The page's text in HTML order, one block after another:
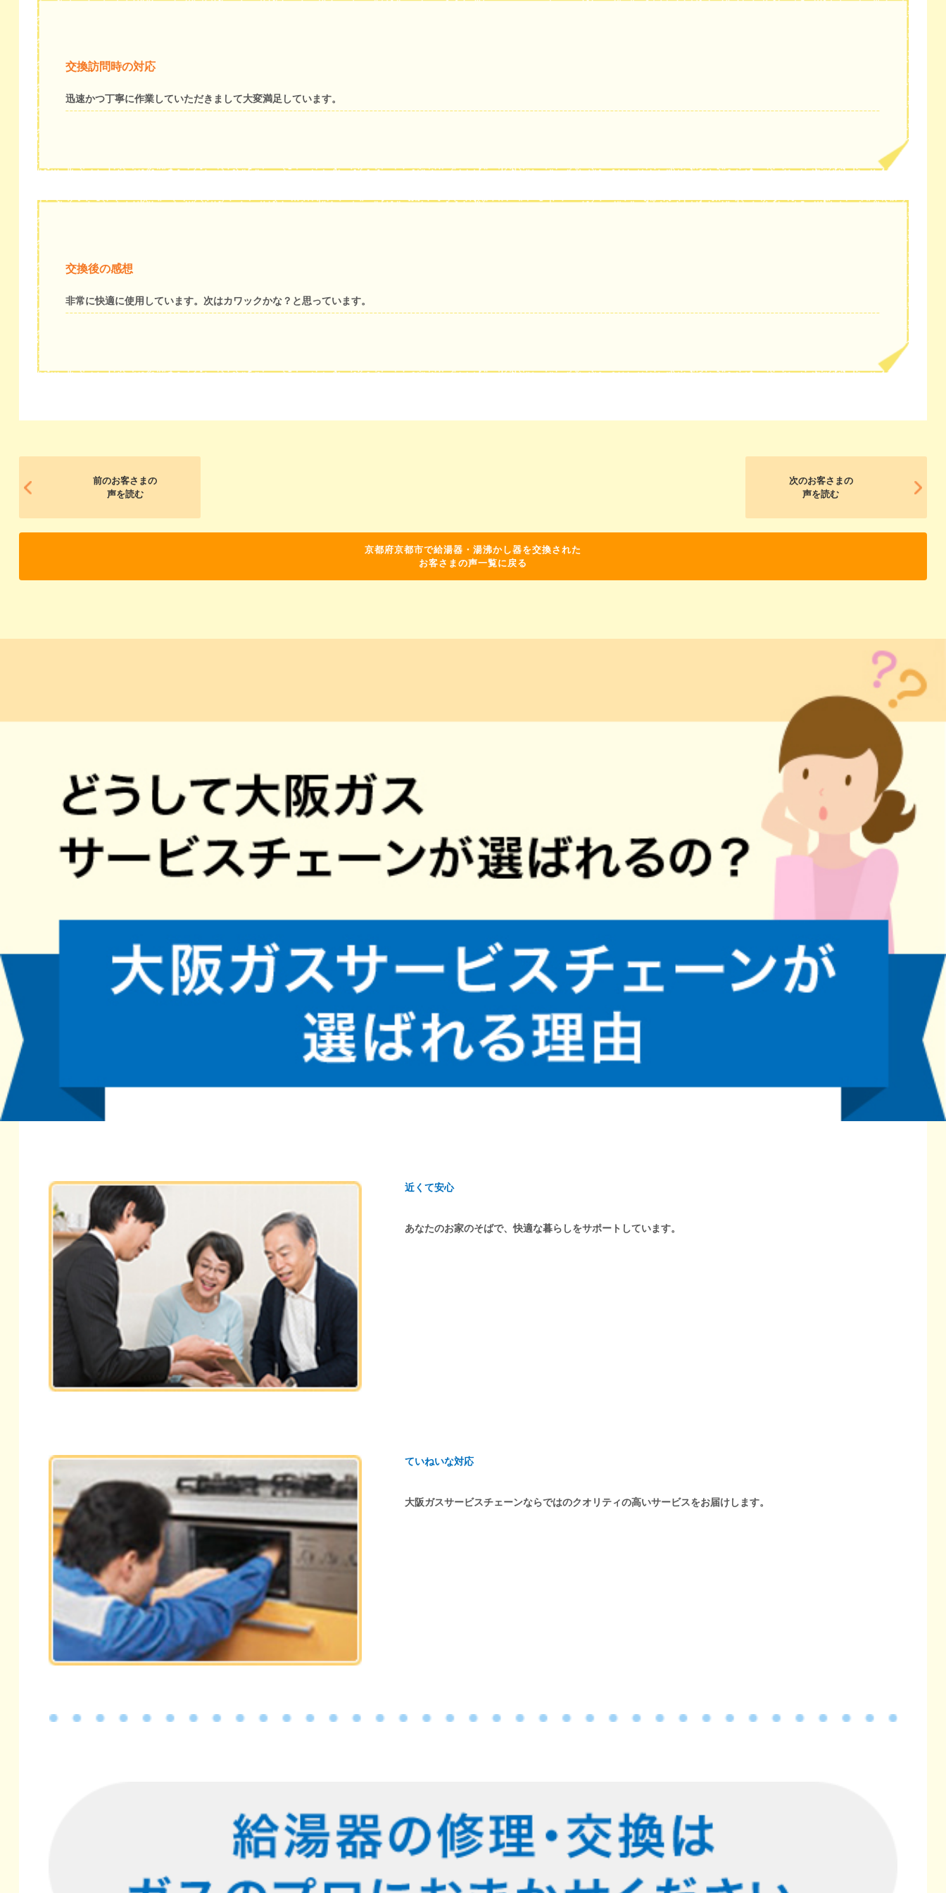
交換訪問時の対応
迅速かつ丁寧に作業していただきまして大変満足しています。
交換後の感想
非常に快適に使用しています。次はカワックかな？と思っています。
前のお客さまの
声を読む
次のお客さまの
声を読む
京都府京都市で給湯器・湯沸かし器を交換された
お客さまの声一覧に戻る
近くて安心
あなたのお家のそばで、快適な暮らしをサポートしています。
ていねいな対応
大阪ガスサービスチェーンならではのクオリティの高いサービスをお届けします。